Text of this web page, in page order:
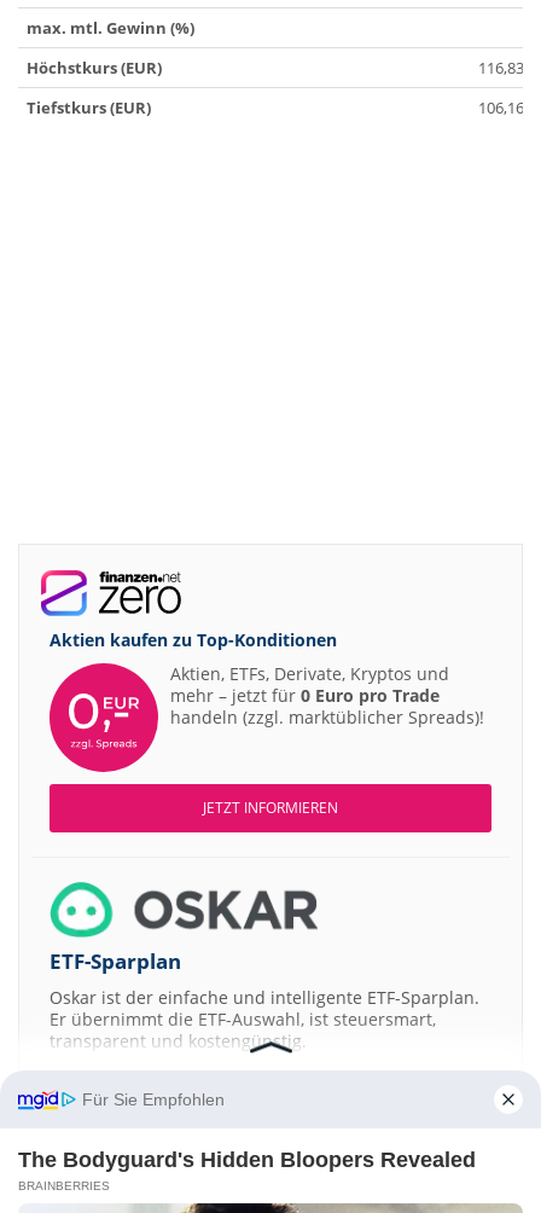
max. mtl. Gewinn (%)
Höchstkurs (EUR)
116,83
Tiefstkurs (EUR)
106,16
Aktien kaufen zu Top-Konditionen
Aktien, ETFs, Derivate, Kryptos und
mehr – jetzt für 0 Euro pro Trade
handeln (zzgl. marktüblicher Spreads)!
JETZT INFORMIEREN
ETF-Sparplan
Oskar ist der einfache und intelligente ETF-Sparplan.
Er übernimmt die ETF-Auswahl, ist steuersmart,
transparent und kostengünstig.
JETZT MEHR ERFAHREN
Für Sie Empfohlen
The Bodyguard's Hidden Bloopers Revealed
BRAINBERRIES